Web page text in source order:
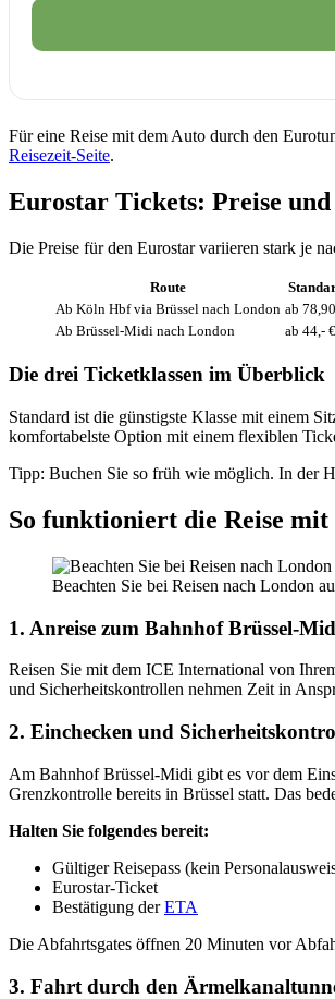
Für eine Reise mit dem Auto durch den
Reisezeit-Seite.
Eurostar Tickets: Preise und
Die Preise für den Eurostar variieren stark je
Route
Ab Köln Hbf via Brüssel nach London ab
Ab Brüssel-Midi nach London
ab 44,- €
Die drei Ticketklassen im Überblick
Standard ist die günstigste Klasse mit einem
komfortabelste Option mit einem flexiblen
Tipp: Buchen Sie so früh wie möglich. In der
So funktioniert die Reise
Beachten Sie bei Reisen nach London
1. Anreise zum Bahnhof Brüssel-
Reisen Sie mit dem ICE International von
und Sicherheitskontrollen nehmen Zeit in
2. Einchecken und
Am Bahnhof Brüssel-Midi gibt es vor dem
Grenzkontrolle bereits in Brüssel statt. Das
Halten Sie folgendes bereit:
Gültiger Reisepass (kein
Eurostar-Ticket
Bestätigung derETA
Die Abfahrtsgates öffnen 20 Minuten vor
3. Fahrt durch den